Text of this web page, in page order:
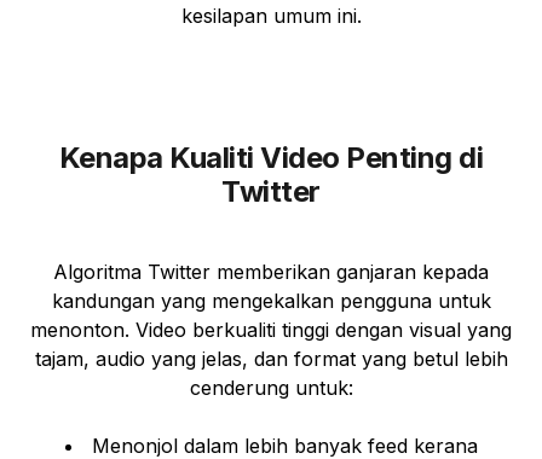
kesilapan umum ini.
Kenapa Kualiti Video Penting di
Twitter
Algoritma Twitter memberikan ganjaran kepada
kandungan yang mengekalkan pengguna untuk
menonton. Video berkualiti tinggi dengan visual yang
tajam, audio yang jelas, dan format yang betul lebih
cenderung untuk:
Menonjol dalam lebih banyak feed kerana